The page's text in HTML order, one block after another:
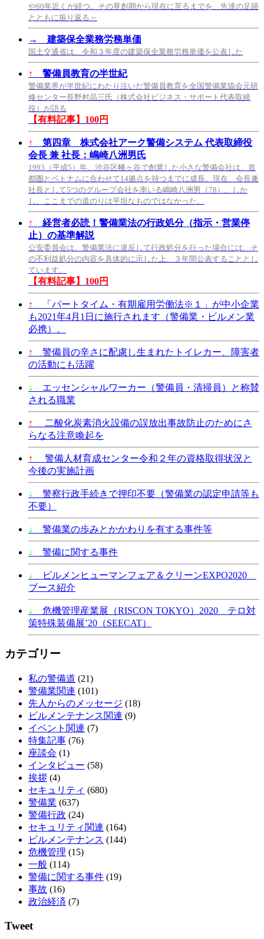
や60年近くが経つ。その草創期から現在に至るまでを、先達の足跡
とともに振り返る～
→ 建築保全業務労務単価
国土交通省は、令和３年度の建築保全業務労務単価を公表した
↑ 警備員教育の半世紀
警備業界が半世紀にわたり注いだ警備員教育を全国警備業協会元研
修センター長野村晶三氏（株式会社ビジネス・サポート代表取締
役）が語る
【有料記事】100円
↑
第四章 株式会社アーク警備システム 代表取締役
会長 兼 社長：嶋崎八洲男氏
1993（平成5）年、渋谷区幡ヶ谷で創業した小さな警備会社は、首
都圏とベトナムに合わせて14拠点を持つまでに成長。現在、会長兼
社長として5つのグループ会社を率いる嶋崎八洲男（78）。しか
し、ここまでの道のりは平坦なものではなかった。
↑
経営者必読！警備業法の行政処分（指示・営業停
止）の基準解説
公安委員会は、警備業法に違反して行政処分を行った場合には、そ
の不利益処分の内容を具体的に示した上、３年間公表することとし
ています。
【有料記事】100円
↑
「パートタイム・有期雇用労働法※１」が中小企業
も2021年4月1日に施行されます（警備業・ビルメン業
必携）。
↑
警備員の辛さに配慮し生まれたトイレカー、障害者
の活動にも活躍
↓
エッセンシャルワーカー（警備員・清掃員）と称賛
される職業
↑
二酸化炭素消火設備の誤放出事故防止のためにさ
らなる注意喚起を
↑
警備人材育成センター令和２年の資格取得状況と
今後の実施計画
↓
警察行政手続きで押印不要（警備業の認定申請等も
不要）
↓ 警備業の歩みとかかわりを有する事件等
↓ 警備に関する事件
↓
ビルメンヒューマンフェア＆クリーンEXPO2020
ブース紹介
↓
危機管理産業展（RISCON TOKYO）2020 テロ対
策特殊装備展’20（SEECAT）
カテゴリー
私の警備道 (21)
警備業関連 (101)
先人からのメッセージ (18)
ビルメンテナンス関連 (9)
イベント関連 (7)
特集記事 (76)
座談会 (1)
インタビュー (58)
挨拶 (4)
セキュリティ (680)
警備業 (637)
警備行政 (24)
セキュリティ関連 (164)
ビルメンテナンス (144)
危機管理 (15)
一般 (114)
警備に関する事件 (19)
事故 (16)
政治経済 (7)
Tweet